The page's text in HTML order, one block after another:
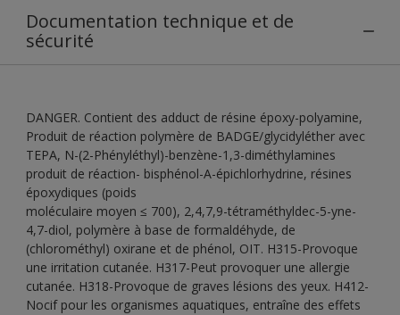
Documentation technique et de
sécurité
DANGER. Contient des adduct de résine époxy-polyamine,
Produit de réaction polymère de BADGE/glycidyléther avec
TEPA, N-(2-Phényléthyl)-benzène-1,3-diméthylamines
produit de réaction- bisphénol-A-épichlorhydrine, résines
époxydiques (poids
moléculaire moyen ≤ 700), 2,4,7,9-tétraméthyldec-5-yne-
4,7-diol, polymère à base de formaldéhyde, de
(chlorométhyl) oxirane et de phénol, OIT. H315-Provoque
une irritation cutanée. H317-Peut provoquer une allergie
cutanée. H318-Provoque de graves lésions des yeux. H412-
Nocif pour les organismes aquatiques, entraîne des effets